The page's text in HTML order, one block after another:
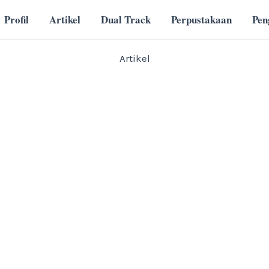
Profil Artikel Dual Track Perpustakaan
Artikel